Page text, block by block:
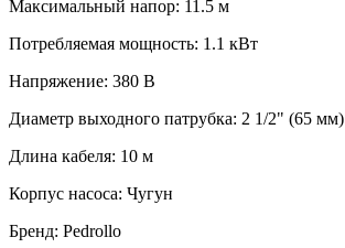
Максимальный напор: 11.5 м
Потребляемая мощность: 1.1 кВт
Напряжение: 380 В
Диаметр выходного патрубка: 2 1/2" (65 мм)
Длина кабеля: 10 м
Корпус насоса: Чугун
Бренд: Pedrollo